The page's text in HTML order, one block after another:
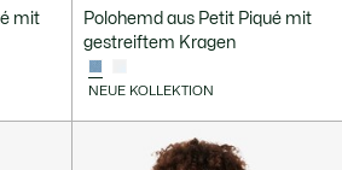
mit
Polohemd aus Petit Piqué mit
gestreiftem Kragen
NEUE KOLLEKTION